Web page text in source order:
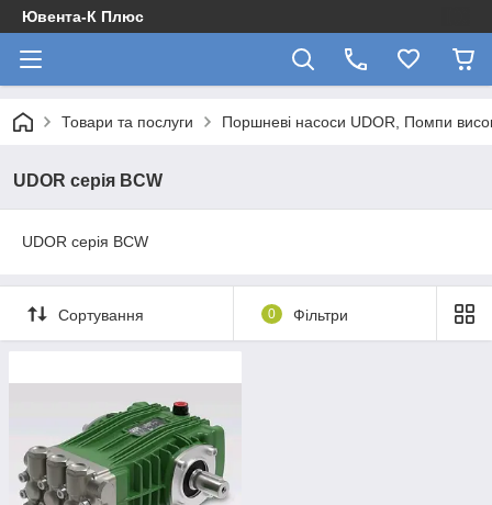
Ювента-К Плюс
Товари та послуги Поршневі насоси UDOR, Помпи
UDOR серія BCW
UDOR серія BCW
Сортування 0 Фільтри